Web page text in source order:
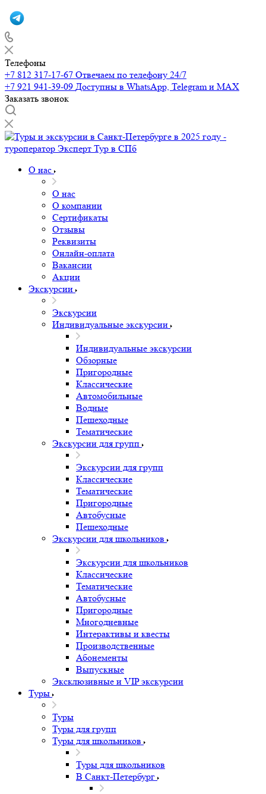
Телефоны
+7 812 317-17-67 Отвечаем по телефону 24/7
+7 921 941-39-09 Доступны в WhatsApp, Telegram и MAX
Заказать звонок
О нас
О нас
О компании
Сертификаты
Отзывы
Реквизиты
Онлайн-оплата
Вакансии
Акции
Экскурсии
Экскурсии
Индивидуальные экскурсии
Индивидуальные экскурсии
Обзорные
Пригородные
Классические
Автомобильные
Водные
Пешеходные
Тематические
Экскурсии для групп
Экскурсии для групп
Классические
Тематические
Пригородные
Автобусные
Пешеходные
Экскурсии для школьников
Экскурсии для школьников
Классические
Тематические
Автобусные
Пригородные
Многодневные
Интерактивы и квесты
Производственные
Абонементы
Выпускные
Эксклюзивные и VIP экскурсии
Туры
Туры
Туры для групп
Туры для школьников
Туры для школьников
В Санкт-Петербург